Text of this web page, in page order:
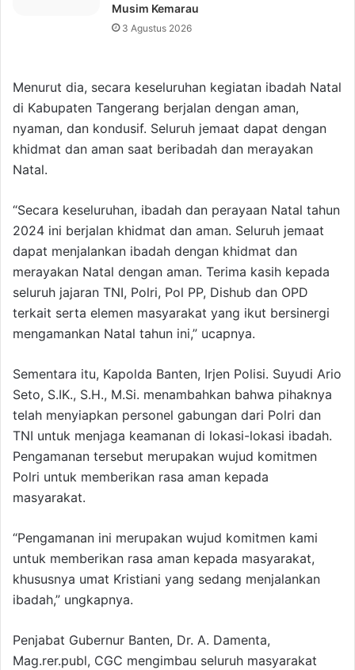
Musim Kemarau
3 Agustus 2026
Menurut dia, secara keseluruhan kegiatan ibadah Natal
di Kabupaten Tangerang berjalan dengan aman,
nyaman, dan kondusif. Seluruh jemaat dapat dengan
khidmat dan aman saat beribadah dan merayakan
Natal.
“Secara keseluruhan, ibadah dan perayaan Natal tahun
2024 ini berjalan khidmat dan aman. Seluruh jemaat
dapat menjalankan ibadah dengan khidmat dan
merayakan Natal dengan aman. Terima kasih kepada
seluruh jajaran TNI, Polri, Pol PP, Dishub dan OPD
terkait serta elemen masyarakat yang ikut bersinergi
mengamankan Natal tahun ini,” ucapnya.
Sementara itu, Kapolda Banten, Irjen Polisi. Suyudi Ario
Seto, S.IK., S.H., M.Si. menambahkan bahwa pihaknya
telah menyiapkan personel gabungan dari Polri dan
TNI untuk menjaga keamanan di lokasi-lokasi ibadah.
Pengamanan tersebut merupakan wujud komitmen
Polri untuk memberikan rasa aman kepada
masyarakat.
“Pengamanan ini merupakan wujud komitmen kami
untuk memberikan rasa aman kepada masyarakat,
khususnya umat Kristiani yang sedang menjalankan
ibadah,” ungkapnya.
Penjabat Gubernur Banten, Dr. A. Damenta,
Mag.rer.publ, CGC mengimbau seluruh masyarakat